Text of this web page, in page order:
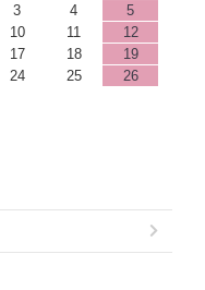
3 4
5
10 11
12
17 18
19
24 25
26